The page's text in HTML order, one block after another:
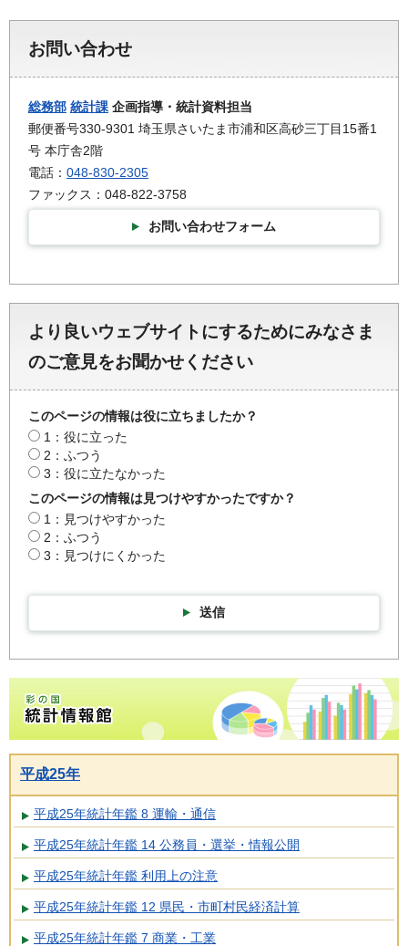
お問い合わせ
総務部 統計課 企画指導・統計資料担当
郵便番号330-9301 埼玉県さいたま市浦和区高砂三丁目15番1
号 本庁舎2階
電話： 048-830-2305
ファックス：048-822-3758
お問い合わせフォーム
より良いウェブサイトにするためにみなさま
のご意見をお聞かせください
このページの情報は役に立ちましたか？
1：役に立った
2：ふつう
3：役に立たなかった
このページの情報は見つけやすかったですか？
1：見つけやすかった
2：ふつう
3：見つけにくかった
送信
彩の国統計情報館トップページ
平成25年
平成25年統計年鑑 8 運輸・通信
平成25年統計年鑑 14 公務員・選挙・情報公開
平成25年統計年鑑 利用上の注意
平成25年統計年鑑 12 県民・市町村民経済計算
平成25年統計年鑑 7 商業・工業